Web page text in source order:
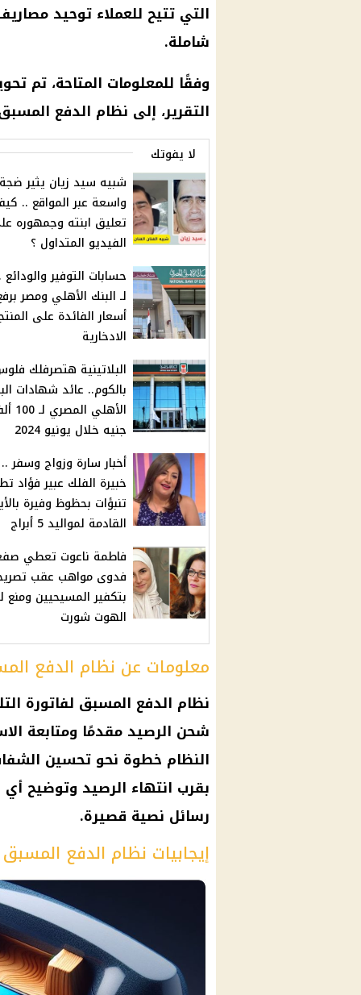
التي تتيح للعملاء توحيد
شاملة.
التقرير، إلى نظام الدفع
لا يفوتك
شبيه سيد زيان يثير ضجة
واسعة عبر المواقع ..
تعليق ابنته وجمهوره
الفيديو المتداول ؟
حسابات التوفير والودائع
لـ البنك الأهلي ومصر
أسعار الفائدة على
الادخارية
البلاتينية هتصرفلك
بالكوم.. عائد شهادات
الأهلي
جنيه خلال يونيو 2024
أخبار سارة وزواج وسفر ..
خبيرة الفلك عبير فؤاد
تنبؤات بحظوظ وفيرة
القادمة لمواليد 5 أبراج
فاطمة ناعوت تعطي
فدوى مواهب عقب
بتكفير المسيحيين
الهوت شورت
معلومات عن نظام الدفع
نظام الدفع المسبق لفاتورة
شحن الرصيد مقدمًا ومتابعة
النظام خطوة نحو تحسين
بقرب انتهاء الرصيد وتوضيح
رسائل نصية قصيرة.
إيجابيات نظام الدفع